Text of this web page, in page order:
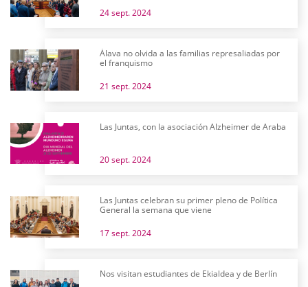
24 sept. 2024
Álava no olvida a las familias represaliadas por
el franquismo
21 sept. 2024
Las Juntas, con la asociación Alzheimer de Araba
20 sept. 2024
Las Juntas celebran su primer pleno de Política
General la semana que viene
17 sept. 2024
Nos visitan estudiantes de Ekialdea y de Berlín